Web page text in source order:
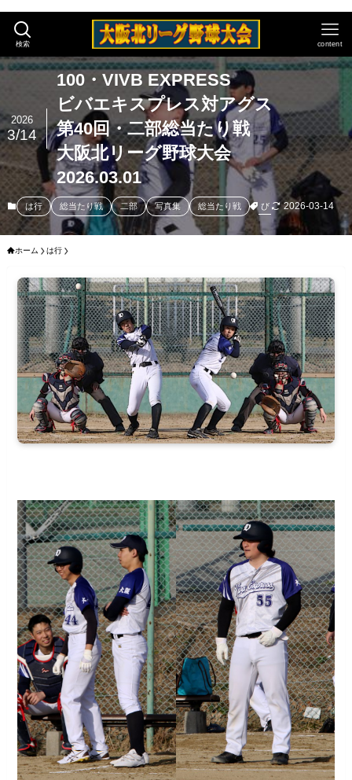
検索 content
100・VIVB EXPRESS
ビバエキスプレス対アグス
第40回・二部総当たり戦
大阪北リーグ野球大会
2026.03.01
2026
3/14
は行 総当たり戦 二部 写真集 総当たり戦 び 2026-03-14
ホーム は行